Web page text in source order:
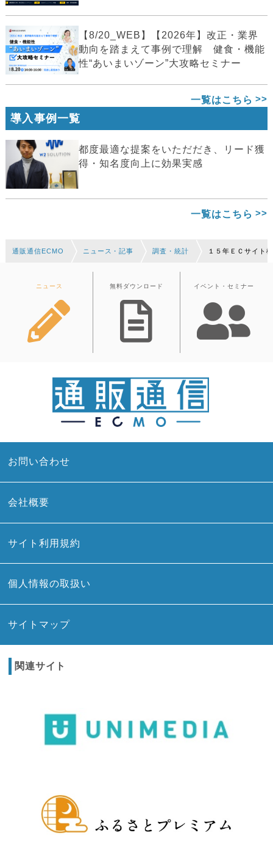
【8/20_WEB】【2026年】改正・業界
動向を踏まえて事例で理解 健食・機能
性“あいまいゾーン”大攻略セミナー
一覧はこちら
導入事例一覧
都度最適な提案をいただだき、リード獲
得・知名度向上に効果実感
一覧はこちら
通販通信ECMO ニュース・記事 調査・統計 １５年ＥＣサイト
ニュース 無料ダウンロード イベント・セミナー
お問い合わせ
会社概要
サイト利用規約
個人情報の取扱い
サイトマップ
関連サイト